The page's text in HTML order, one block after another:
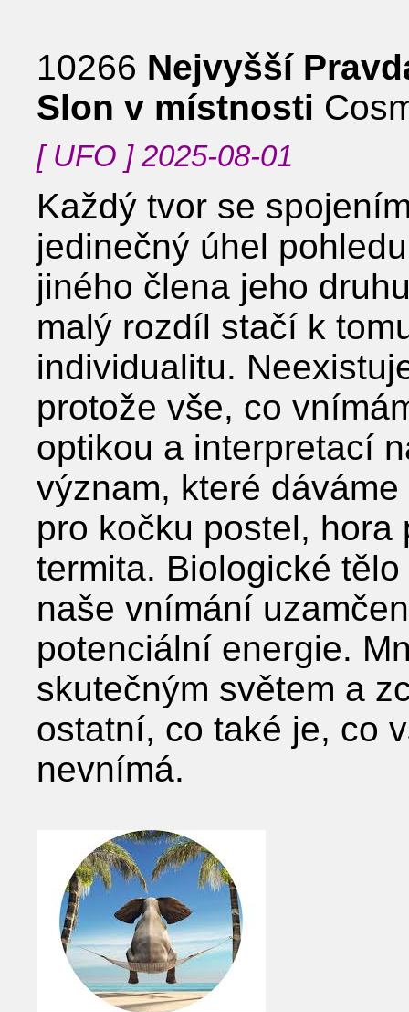
10266 Nejvyšší
Slon v místnosti
[ UFO ] 2025-08-01
Každý tvor se
jedinečný úhel
jiného člena jeho
malý rozdíl stačí k
individualitu.
protože vše, co
optikou a interpretací
význam, které
pro kočku postel, hora
termita. Biologické
naše vnímání
potenciální energie.
skutečným světem a
ostatní, co také je, co
nevnímá.